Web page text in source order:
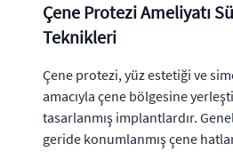
Çene Protezi Ameliyatı
Teknikleri
Çene protezi, yüz estetiği ve
amacıyla çene bölgesine
tasarlanmış implantlardır.
geride konumlanmış çene